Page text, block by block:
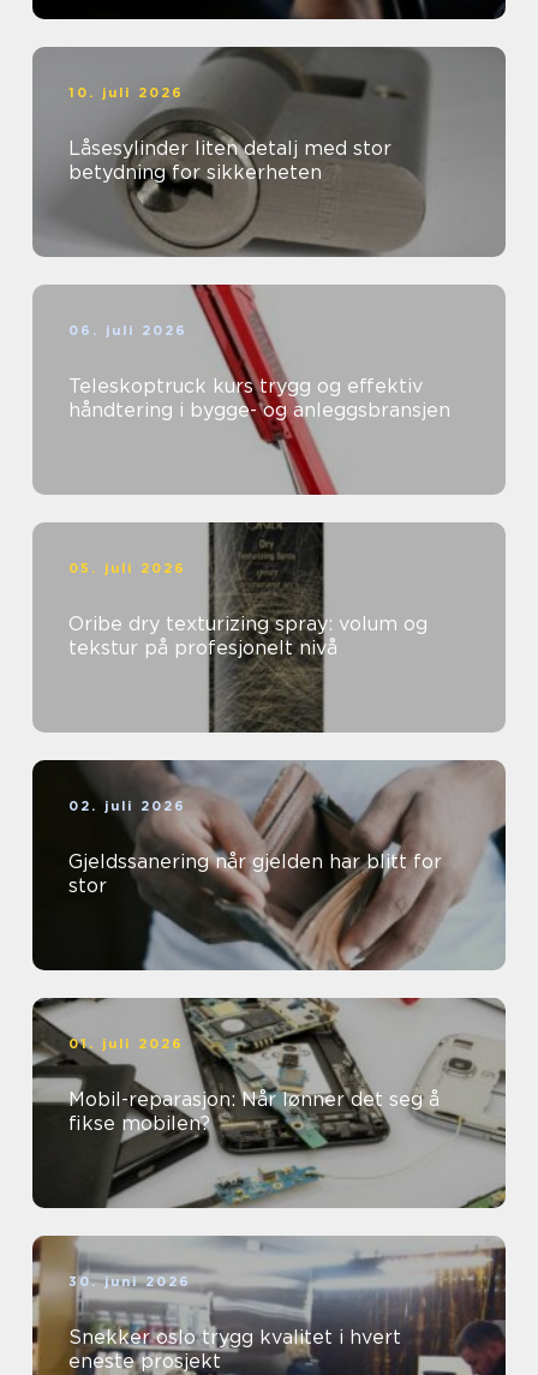
10. juli 2026
Låsesylinder liten detalj med stor
betydning for sikkerheten
06. juli 2026
Teleskoptruck kurs trygg og effektiv
håndtering i bygge- og anleggsbransjen
05. juli 2026
Oribe dry texturizing spray: volum og
tekstur på profesjonelt nivå
02. juli 2026
Gjeldssanering når gjelden har blitt for
stor
01. juli 2026
Mobil-reparasjon: Når lønner det seg å
fikse mobilen?
30. juni 2026
Snekker oslo trygg kvalitet i hvert
eneste prosjekt